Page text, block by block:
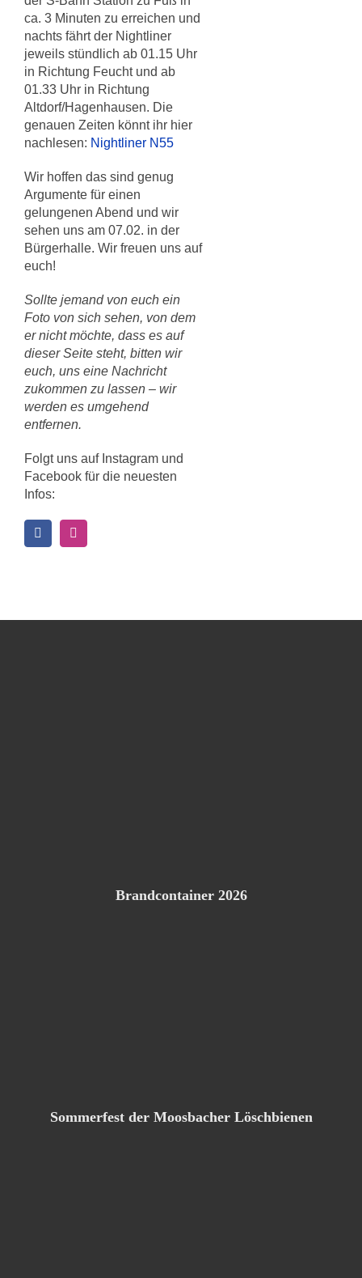
ca. 3 Minuten zu erreichen und
nachts fährt der Nightliner
jeweils stündlich ab 01.15 Uhr
in Richtung Feucht und ab
01.33 Uhr in Richtung
Altdorf/Hagenhausen. Die
genauen Zeiten könnt ihr hier
nachlesen: Nightliner N55
Wir hoffen das sind genug
Argumente für einen
gelungenen Abend und wir
sehen uns am 07.02. in der
Bürgerhalle. Wir freuen uns auf
euch!
Sollte jemand von euch ein
Foto von sich sehen, von dem
er nicht möchte, dass es auf
dieser Seite steht, bitten wir
euch, uns eine Nachricht
zukommen zu lassen – wir
werden es umgehend
entfernen.
Folgt uns auf Instagram und
Facebook für die neuesten
Infos:
Brandcontainer 2026
Sommerfest der Moosbacher Löschbienen